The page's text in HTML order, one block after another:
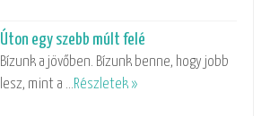
Úton egy szebb múlt felé
Bízunk a jövőben. Bízunk benne, hogy jobb
lesz, mint a …Részletek »